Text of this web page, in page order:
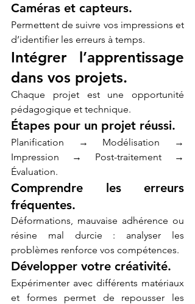
Caméras et capteurs.
Permettent de suivre vos impressions et
d’identifier les erreurs à temps.
Intégrer l’apprentissage
dans vos projets.
Chaque projet est une opportunité
pédagogique et technique.
Étapes pour un projet réussi.
Planification → Modélisation →
Impression → Post-traitement →
Évaluation.
Comprendre les erreurs
fréquentes.
Déformations, mauvaise adhérence ou
résine mal durcie : analyser les
problèmes renforce vos compétences.
Développer votre créativité.
Expérimenter avec différents matériaux
et formes permet de repousser les